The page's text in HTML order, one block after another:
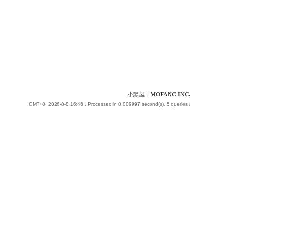
小黑屋 MOFANG INC.
GMT+8, 2026-8-8 16:46 , Processed in 0.009997 second(s), 5 queries .